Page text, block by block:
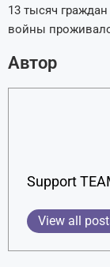
13 тысяч
войны
Автор
Support
View all